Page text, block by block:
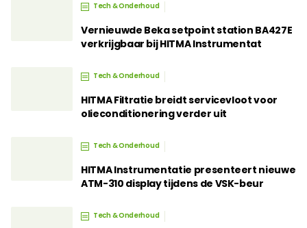
Tech & Onderhoud
Vernieuwde Beka setpoint station BA427E
verkrijgbaar bij HITMA Instrumentat
Tech & Onderhoud
HITMA Filtratie breidt servicevloot voor
olieconditionering verder uit
Tech & Onderhoud
HITMA Instrumentatie presenteert nieuwe
ATM-310 display tijdens de VSK-beur
Tech & Onderhoud